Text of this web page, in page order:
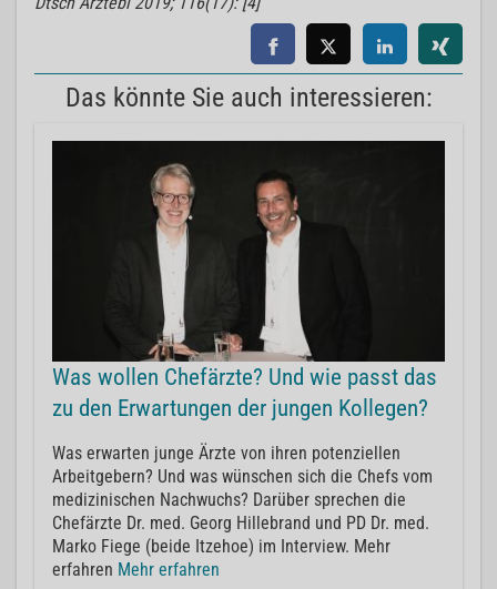
Das könnte Sie auch interessieren:
Was wollen Chefärzte? Und wie passt das
zu den Erwartungen der jungen Kollegen?
Was erwarten junge Ärzte von ihren potenziellen
Arbeitgebern? Und was wünschen sich die Chefs vom
medizinischen Nachwuchs? Darüber sprechen die
Chefärzte Dr. med. Georg Hillebrand und PD Dr. med.
Marko Fiege (beide Itzehoe) im Interview. Mehr
erfahren Mehr erfahren